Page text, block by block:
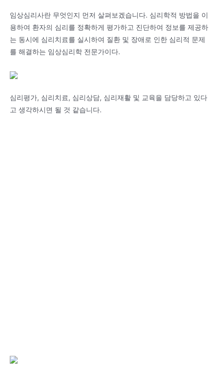
임상심리사란 무엇인지 먼저 살펴보겠습니다. 심리학적 방법을 이
용하여 환자의 심리를 정확하게 평가하고 진단하여 정보를 제공하
는 동시에 심리치료를 실시하여 질환 및 장애로 인한 심리적 문제
를 해결하는 임상심리학 전문가이다.
심리평가, 심리치료, 심리상담, 심리재활 및 교육을 담당하고 있다
고 생각하시면 될 것 같습니다.